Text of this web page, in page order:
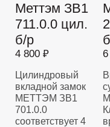
Меттэм ЗВ1
711.0.0 цил.
б/р
4 800 ₽
Цилиндровый
вкладной замок
МЕТТЭМ ЗВ1
701.0.0
соответствует 4